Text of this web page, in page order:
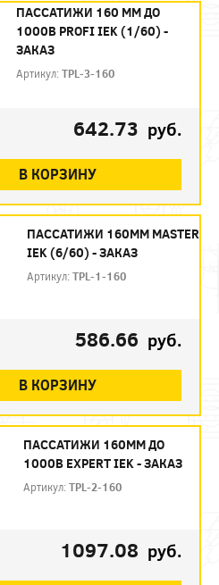
ПАССАТИЖИ 160 ММ ДО
1000В PROFI IEK (1/60) -
ЗАКАЗ
Артикул:TPL-3-160
642.73 руб.
В КОРЗИНУ
ПАССАТИЖИ 160ММ MASTER
IEK (6/60) - ЗАКАЗ
Артикул:TPL-1-160
586.66 руб.
В КОРЗИНУ
ПАССАТИЖИ 160ММ ДО
1000В EXPERT IEK - ЗАКАЗ
Артикул:TPL-2-160
1097.08 руб.